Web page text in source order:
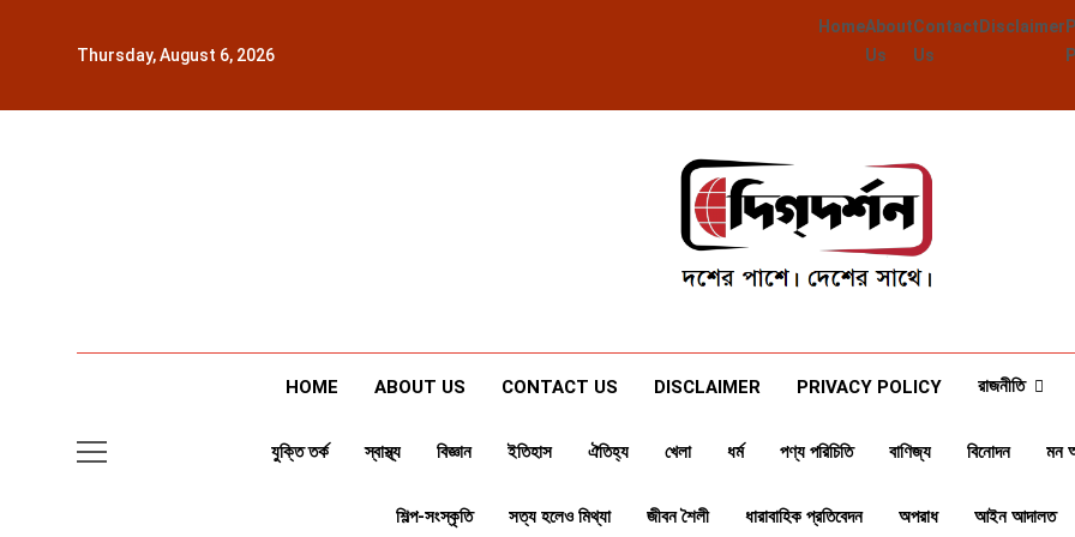
Thursday, August 6, 2026
HomeAbout
Us
Contact
Us
Disclaimer
Deegdarshan
HOME ABOUT US CONTACT US DISCLAIMER PRIVACY POLICY রাজনীতি
যুক্তি তর্ক স্বাস্থ্য বিজ্ঞান ইতিহাস ঐতিহ্য খেলা ধর্ম পণ্য পরিচিতি বাণিজ্য বিনোদন মন
শিল্প-সংস্কৃতি সত্য হলেও মিথ্যা জীবন শৈলী ধারাবাহিক প্রতিবেদন অপরাধ আইন আদালত